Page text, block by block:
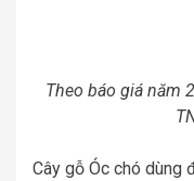
Theo báo giá năm
Cây gỗ Óc chó dùng